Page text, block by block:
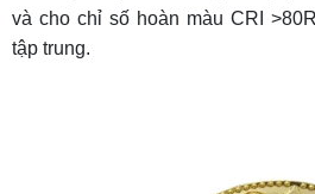
và cho chỉ số hoàn màu CRI
tập trung.